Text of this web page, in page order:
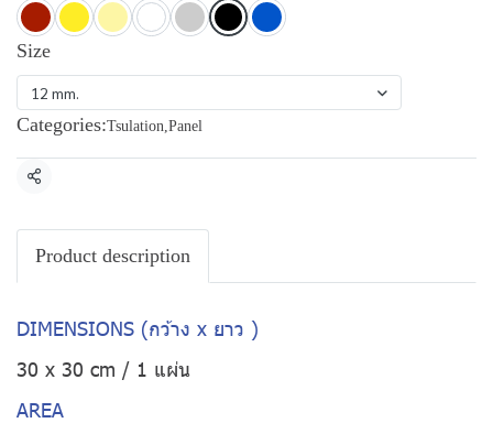
Size
12 mm.
Categories:Tsulation,Panel
Share
Product description
DIMENSIONS (กว้าง x ยาว )
30 x 30 cm / 1 แผ่น
AREA